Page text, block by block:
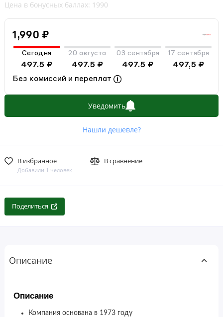
Цена в бонусных баллах: 1990
1,990 ₽
Сегодня
497.5 ₽
20 августа
497.5 ₽
03 сентября
497.5 ₽
17 сентября
497,5 ₽
Без комиссий и переплат
Уведомить
Нашли дешевле?
В избранное
Добавили 1 человек
В сравнение
Поделиться
Описание
Описание
Компания основана в 1973 году